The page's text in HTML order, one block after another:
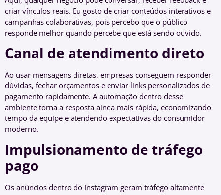
criar vínculos reais. Eu gosto de criar conteúdos interativos e
campanhas colaborativas, pois percebo que o público
responde melhor quando percebe que está sendo ouvido.
Canal de atendimento direto
Ao usar mensagens diretas, empresas conseguem responder
dúvidas, fechar orçamentos e enviar links personalizados de
pagamento rapidamente. A automação dentro desse
ambiente torna a resposta ainda mais rápida, economizando
tempo da equipe e atendendo expectativas do consumidor
moderno.
Impulsionamento de tráfego
pago
Os anúncios dentro do Instagram geram tráfego altamente